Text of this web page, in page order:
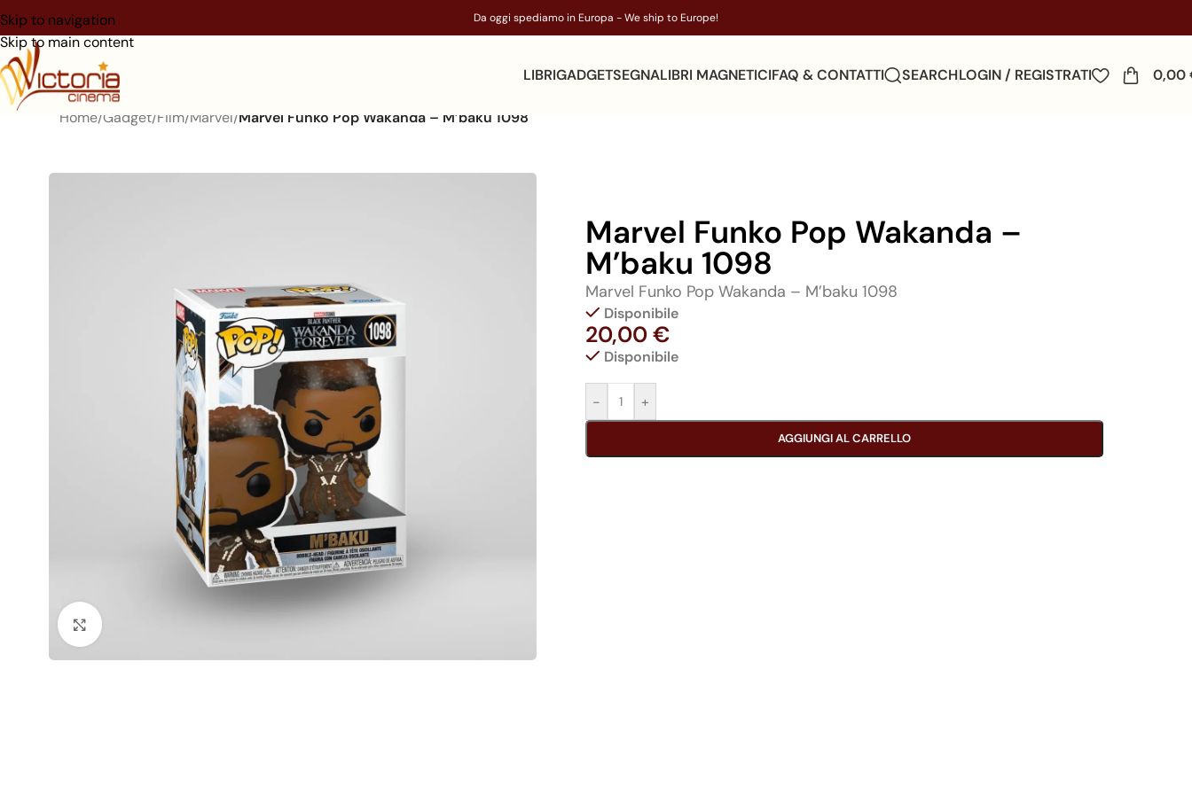
Skip to navigation
Skip to main content
Da oggi spediamo in Europa - We ship to Europe!
LIBRIGADGETSEGNALIBRI MAGNETICIFAQ & CONTATTI SEARCHLOGIN / REGISTRATI 0,00
Home/Gadget/Film/Marvel/Marvel Funko Pop Wakanda – M’baku 1098
Marvel Funko Pop Wakanda –
M’baku 1098
Marvel Funko Pop Wakanda – M’baku 1098
Disponibile
20,00€
Disponibile
- +
AGGIUNGI AL CARRELLO